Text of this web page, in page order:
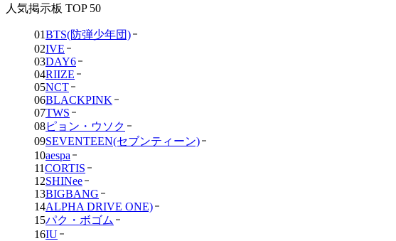
人気掲示板 TOP 50
01BTS(防弾少年団)
02IVE
03DAY6
04RIIZE
05NCT
06BLACKPINK
07TWS
08ピョン・ウソク
09SEVENTEEN(セブンティーン)
10aespa
11CORTIS
12SHINee
13BIGBANG
14ALPHA DRIVE ONE)
15パク・ボゴム
16IU